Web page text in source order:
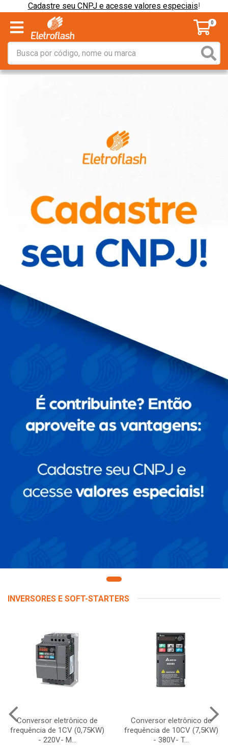
Cadastre seu CNPJ e acesse valores especiais!
0
INVERSORES E SOFT-STARTERS
Conversor eletrônico de
frequência de 1CV (0,75KW)
- 220V- M...
Conversor eletrônico de
frequência de 10CV (7,5KW)
- 380V- T...